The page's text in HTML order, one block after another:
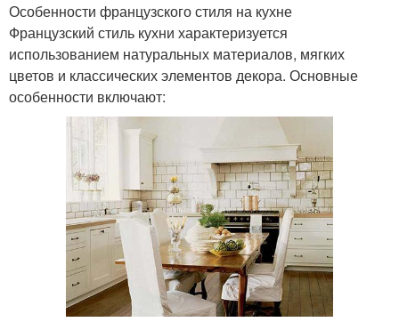
Особенности французского стиля на кухне
Французский стиль кухни характеризуется
использованием натуральных материалов, мягких
цветов и классических элементов декора. Основные
особенности включают: